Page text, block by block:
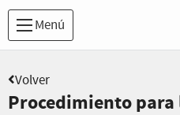
Menú
Volver
Procedimiento